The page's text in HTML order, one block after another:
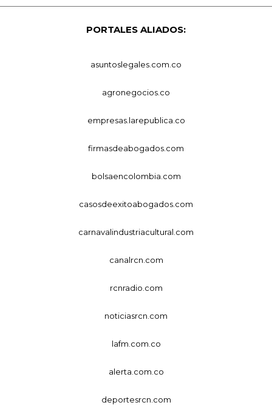
PORTALES ALIADOS:
asuntoslegales.com.co
agronegocios.co
empresas.larepublica.co
firmasdeabogados.com
bolsaencolombia.com
casosdeexitoabogados.com
carnavalindustriacultural.com
canalrcn.com
rcnradio.com
noticiasrcn.com
lafm.com.co
alerta.com.co
deportesrcn.com